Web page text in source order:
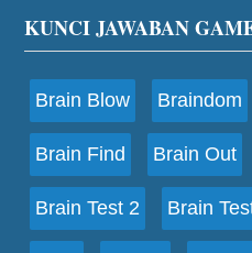
Footer
KUNCI JAWABAN
Brain Blow Braindom
Brain Find Brain Out
Brain Test 2 Brain